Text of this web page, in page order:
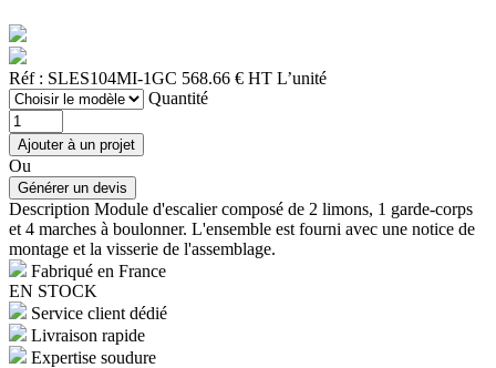
Réf : SLES104MI-1GC 568.66 € HT L’unité
Quantité
Ou
Description Module d'escalier composé de 2 limons, 1 garde-corps
et 4 marches à boulonner. L'ensemble est fourni avec une notice de
montage et la visserie de l'assemblage.
Fabriqué en France
EN STOCK
Service client dédié
Livraison rapide
Expertise soudure